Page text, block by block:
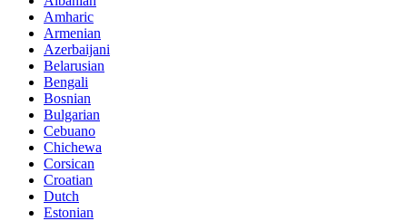
Amharic
Armenian
Azerbaijani
Belarusian
Bengali
Bosnian
Bulgarian
Cebuano
Chichewa
Corsican
Croatian
Dutch
Estonian